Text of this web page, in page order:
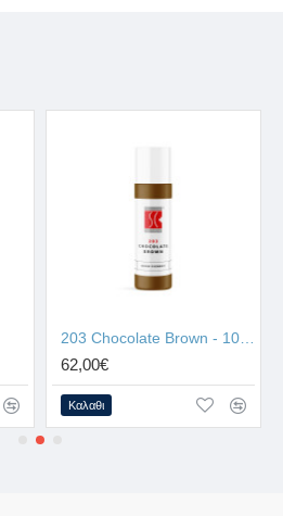
62,00€
Καλαθι